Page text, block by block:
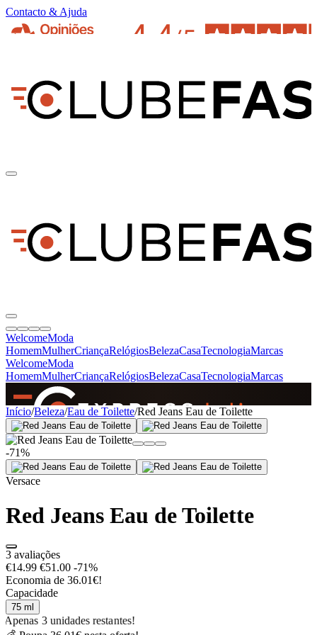
Contacto & Ajuda
WelcomeModa
HomemMulherCriançaRelógiosBelezaCasaTecnologiaMarcas
WelcomeModa
HomemMulherCriançaRelógiosBelezaCasaTecnologiaMarcas
SINCE 2005
+de 36.000 reviews
Início/Beleza/Eau de Toilette/Red Jeans Eau de Toilette
-71%
Versace
Red Jeans Eau de Toilette
3 avaliações
€14.99 €51.00 -71%
Economia de 36.01€!
Capacidade
75 ml
Apenas 3 unidades restantes!